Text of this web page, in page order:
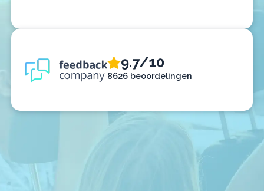
9.7/10
8626 beoordelingen